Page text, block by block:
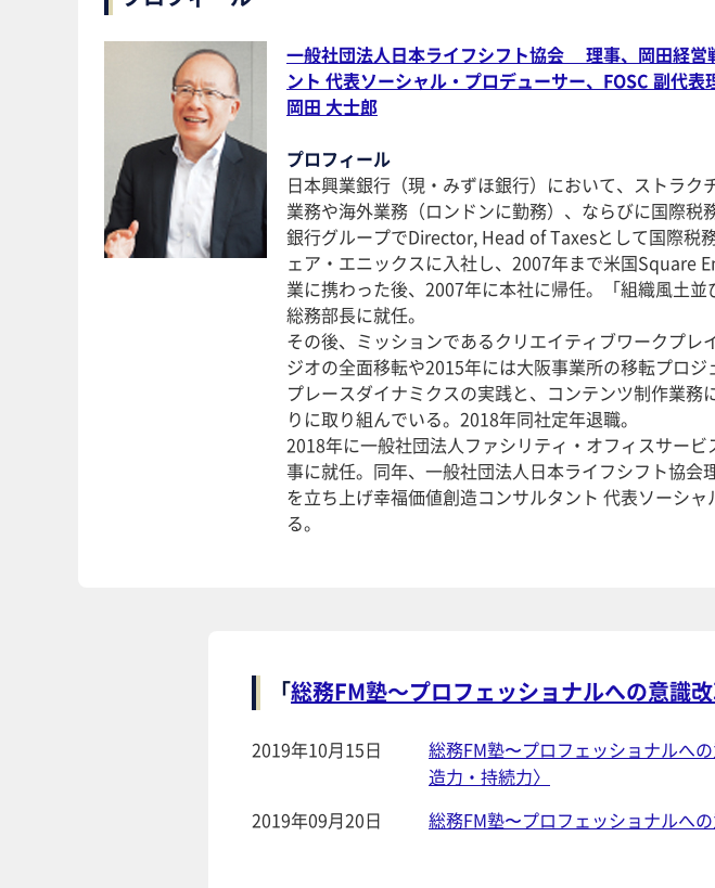
一般社団法人日本ライフシフト協会 理事、岡田経
ント 代表ソーシャル・プロデューサー、FOSC 副代表
岡田 大士郎
プロフィール
日本興業銀行（現・みずほ銀行）において、ストラ
業務や海外業務（ロンドンに勤務）、ならびに国際税
銀行グループでDirector, Head of Taxesとして国際税
ェア・エニックスに入社し、2007年まで米国Square
業に携わった後、2007年に本社に帰任。「組織風土
総務部長に就任。
その後、ミッションであるクリエイティブワークプレ
ジオの全面移転や2015年には大阪事業所の移転プロ
プレースダイナミクスの実践と、コンテンツ制作業
りに取り組んでいる。2018年同社定年退職。
2018年に一般社団法人ファシリティ・オフィスサー
事に就任。同年、一般社団法人日本ライフシフト協会
を立ち上げ幸福価値創造コンサルタント 代表ソーシ
る。
「総務FM塾～プロフェッショナルへの意識
2019年10月15日
総務FM塾〜プロフェッショナルへ
造力・持続力〉
2019年09月20日
総務FM塾〜プロフェッショナルへ